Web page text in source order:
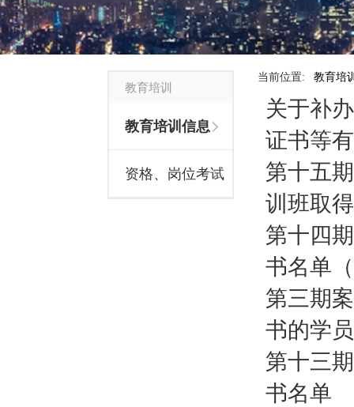
教育培训
教育培训信息
资格、岗位考试
当前位置: 教育培
关于补
证书等
第十五
训班取
第十四
书名单
第三期
书的学
第十三
书名单